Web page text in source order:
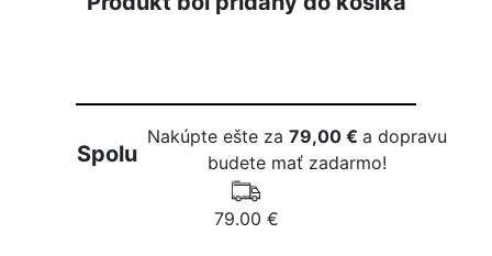
Spolu
Nakúpte ešte za79,00 €a dopravu
budete mať zadarmo!
79.00 €